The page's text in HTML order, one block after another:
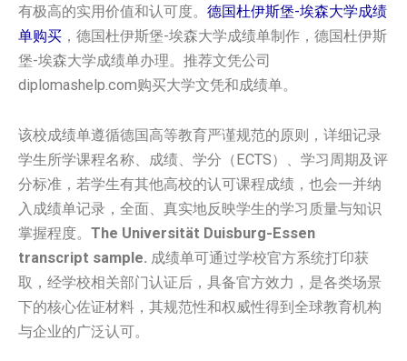
有极高的实用价值和认可度。 德国杜伊斯堡-埃森大学‌‌‌‌成绩
单购买 ，德国杜伊斯堡-埃森大学‌‌‌‌成绩单制作，德国杜伊斯
堡-埃森大学‌‌‌‌成绩单办理。推荐文凭公司
diplomashelp.com购买大学文凭和成绩单。
该校成绩单遵循德国高等教育严谨规范的原则，详细记录
学生所学课程名称、成绩、学分（ECTS）、学习周期及评
分标准，若学生有其他高校的认可课程成绩，也会一并纳
入成绩单记录，全面、真实地反映学生的学习质量与知识
掌握程度。 The Universität Duisburg-Essen
transcript sample. 成绩单可通过学校官方系统打印获
取，经学校相关部门认证后，具备官方效力，是各类场景
下的核心佐证材料，其规范性和权威性得到全球教育机构
与企业的广泛认可。